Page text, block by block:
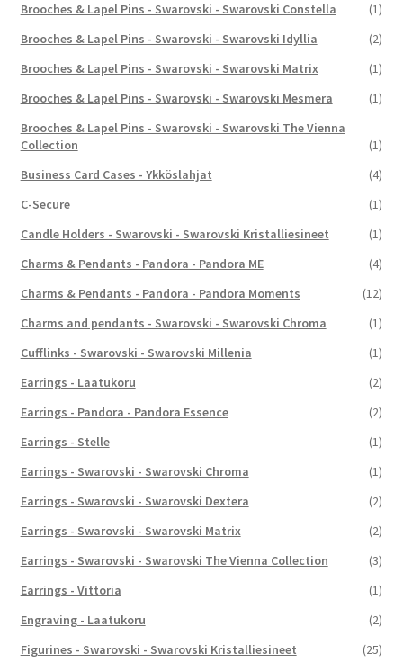
Brooches & Lapel Pins - Swarovski - Swarovski Constella
(1)
Brooches & Lapel Pins - Swarovski - Swarovski Idyllia
(2)
Brooches & Lapel Pins - Swarovski - Swarovski Matrix
(1)
Brooches & Lapel Pins - Swarovski - Swarovski Mesmera
(1)
Brooches & Lapel Pins - Swarovski - Swarovski The Vienna
Collection
(1)
Business Card Cases - Ykköslahjat
(4)
C-Secure
(1)
Candle Holders - Swarovski - Swarovski Kristalliesineet
(1)
Charms & Pendants - Pandora - Pandora ME
(4)
Charms & Pendants - Pandora - Pandora Moments
(12)
Charms and pendants - Swarovski - Swarovski Chroma
(1)
Cufflinks - Swarovski - Swarovski Millenia
(1)
Earrings - Laatukoru
(2)
Earrings - Pandora - Pandora Essence
(2)
Earrings - Stelle
(1)
Earrings - Swarovski - Swarovski Chroma
(1)
Earrings - Swarovski - Swarovski Dextera
(2)
Earrings - Swarovski - Swarovski Matrix
(2)
Earrings - Swarovski - Swarovski The Vienna Collection
(3)
Earrings - Vittoria
(1)
Engraving - Laatukoru
(2)
Figurines - Swarovski - Swarovski Kristalliesineet
(25)